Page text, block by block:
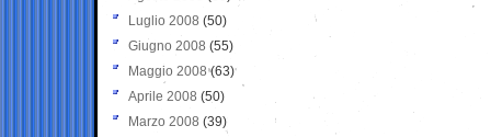
Luglio 2008 (50)
Giugno 2008 (55)
Maggio 2008(63)
Aprile 2008 (50)
Marzo 2008 (39)